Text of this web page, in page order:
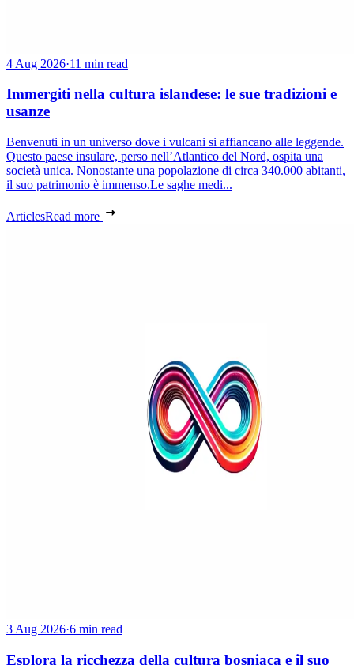
4 Aug 2026·11 min read
Immergiti nella cultura islandese: le sue tradizioni e
usanze
Benvenuti in un universo dove i vulcani si affiancano alle leggende.
Questo paese insulare, perso nell’Atlantico del Nord, ospita una
società unica. Nonostante una popolazione di circa 340.000 abitanti,
il suo patrimonio è immenso.Le saghe medi...
ArticlesRead more
3 Aug 2026·6 min read
Esplora la ricchezza della cultura bosniaca e il suo